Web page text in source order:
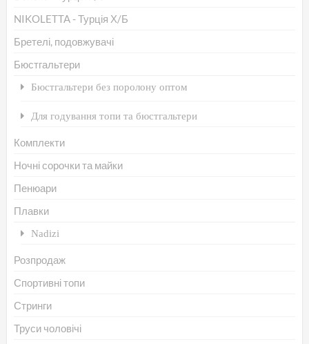
NIKOLETTA - Турція Х/Б
Бретелі, подовжувачі
Бюстгальтери
Бюстгальтери без поролону оптом
Для годування топи та бюстгальтери
Комплекти
Ночні сорочки та майки
Пенюари
Плавки
Nadizi
Розпродаж
Спортивні топи
Стринги
Труси чоловічі